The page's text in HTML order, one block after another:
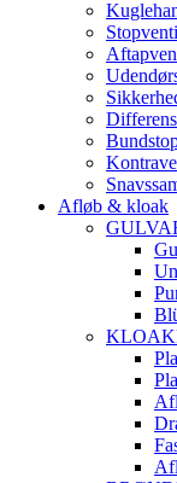
Afløb & kloak